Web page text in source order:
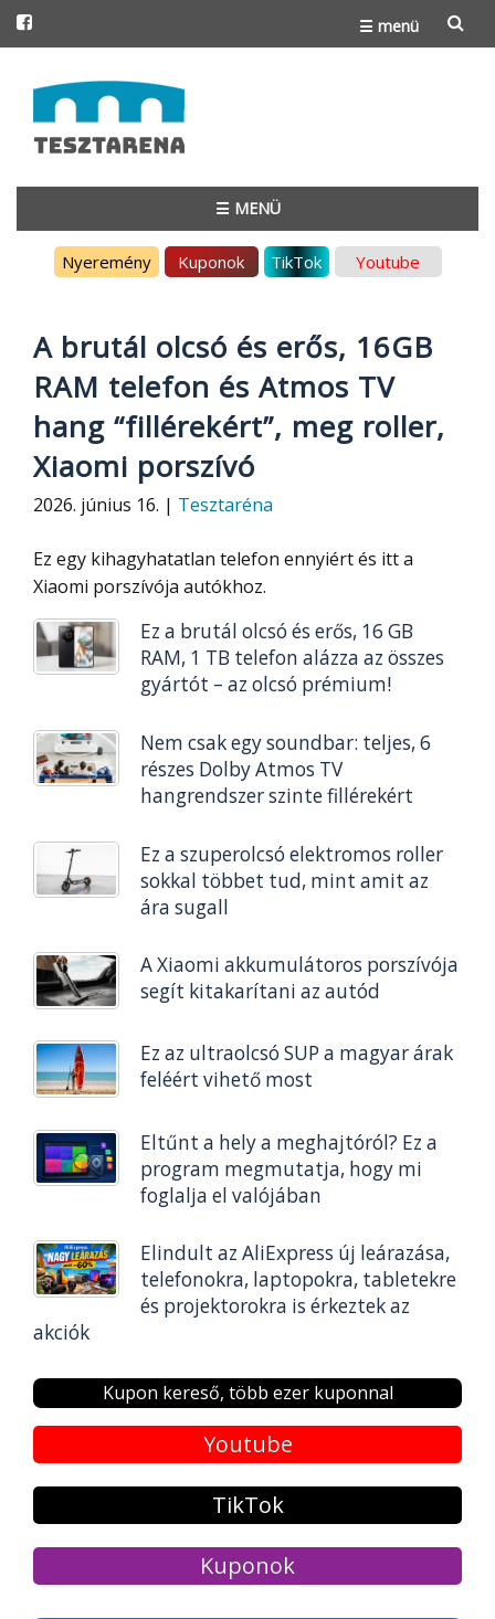
☰ menü
to
content
☰ MENÜ
Nyeremény Kuponok TikTok Youtube
A brutál olcsó és erős, 16GB
RAM telefon és Atmos TV
hang “fillérekért”, meg roller,
Xiaomi porszívó
2026. június 16. | Tesztaréna
Ez egy kihagyhatatlan telefon ennyiért és itt a
Xiaomi porszívója autókhoz.
Ez a brutál olcsó és erős, 16 GB
RAM, 1 TB telefon alázza az összes
gyártót – az olcsó prémium!
Nem csak egy soundbar: teljes, 6
részes Dolby Atmos TV
hangrendszer szinte fillérekért
Ez a szuperolcsó elektromos roller
sokkal többet tud, mint amit az
ára sugall
A Xiaomi akkumulátoros porszívója
segít kitakarítani az autód
Ez az ultraolcsó SUP a magyar árak
feléért vihető most
Eltűnt a hely a meghajtóról? Ez a
program megmutatja, hogy mi
foglalja el valójában
Elindult az AliExpress új leárazása,
telefonokra, laptopokra, tabletekre
és projektorokra is érkeztek az
akciók
Kupon kereső, több ezer kuponnal
Youtube
TikTok
Kuponok